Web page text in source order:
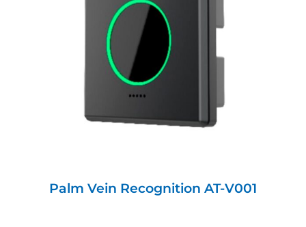
Palm Vein Recognition AT-V001
Palm Vein Recognition AT-V001